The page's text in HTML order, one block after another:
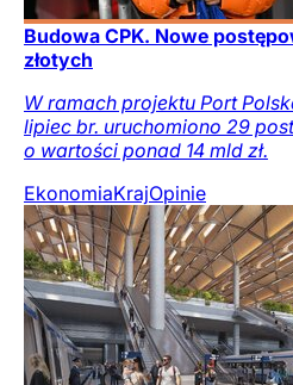
Budowa CPK. Nowe
złotych
W ramach projektu Port
lipiec br. uruchomiono 29
o wartości ponad 14 mld zł.
EkonomiaKrajOpinie